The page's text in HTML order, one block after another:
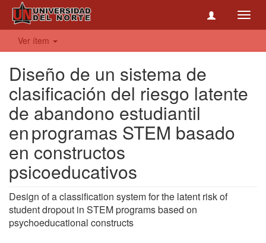
Ver ítem
Diseño de un sistema de
clasificación del riesgo latente
de abandono estudiantil
en programas STEM basado
en constructos
psicoeducativos
Design of a classification system for the latent risk of
student dropout in STEM programs based on
psychoeducational constructs